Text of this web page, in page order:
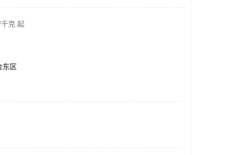
克 起
东区